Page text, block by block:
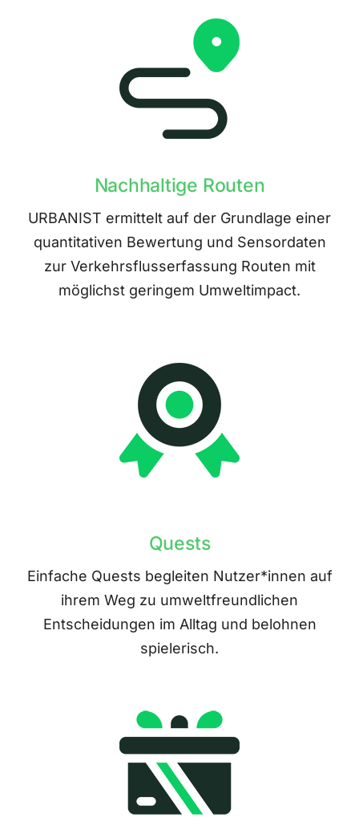
Nachhaltige Routen
URBANIST ermittelt auf der Grundlage einer
quantitativen Bewertung und Sensordaten
zur Verkehrsflusserfassung Routen mit
möglichst geringem Umweltimpact.
Quests
Einfache Quests begleiten Nutzer*innen auf
ihrem Weg zu umweltfreundlichen
Entscheidungen im Alltag und belohnen
spielerisch.